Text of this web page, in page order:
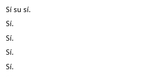
Sí su sí.
Sí.
Sí.
Sí.
Sí.